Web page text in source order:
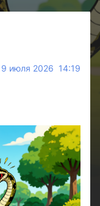
9 июля 2026 14:19